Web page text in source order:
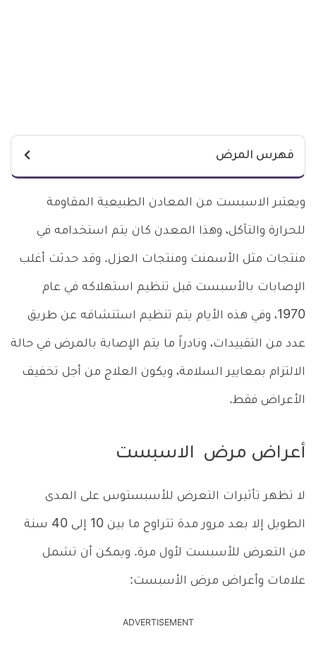
فهرس المرض
ويعتبر الاسبست من المعادن الطبيعية المقاومة
للحرارة والتآكل، وهذا المعدن كان يتم استخدامه في
منتجات مثل الأسمنت ومنتجات العزل. وقد حدثت أغلب
الإصابات بالأسبست قبل تنظيم استهلاكه في عام
1970، وفي هذه الأيام يتم تنظيم استنشاقه عن طريق
عدد من التقييدات، ونادراً ما يتم الإصابة بالمرض في حالة
الالتزام بمعايير السلامة، ويكون العلاج من أجل تخفيف
الأعراض فقط.
أعراض مرض الاسبست
لا تظهر تأثيرات التعرض للأسبستوس على المدى
الطويل إلا بعد مرور مدة تتراوح ما بين 10 إلى 40 سنة
من التعرض للأسبست لأول مرة. ويمكن أن تشمل
علامات وأعراض مرض الأسبست:
ADVERTISEMENT